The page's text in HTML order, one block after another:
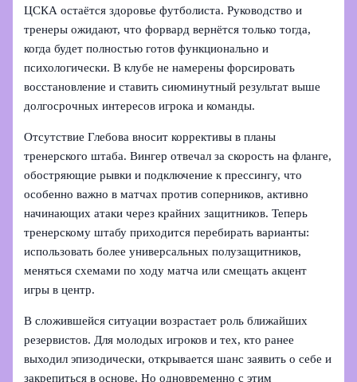
ЦСКА остаётся здоровье футболиста. Руководство и
тренеры ожидают, что форвард вернётся только тогда,
когда будет полностью готов функционально и
психологически. В клубе не намерены форсировать
восстановление и ставить сиюминутный результат выше
долгосрочных интересов игрока и команды.
Отсутствие Глебова вносит коррективы в планы
тренерского штаба. Вингер отвечал за скорость на фланге,
обостряющие рывки и подключение к прессингу, что
особенно важно в матчах против соперников, активно
начинающих атаки через крайних защитников. Теперь
тренерскому штабу приходится перебирать варианты:
использовать более универсальных полузащитников,
меняться схемами по ходу матча или смещать акцент
игры в центр.
В сложившейся ситуации возрастает роль ближайших
резервистов. Для молодых игроков и тех, кто ранее
выходил эпизодически, открывается шанс заявить о себе и
закрепиться в основе. Но одновременно с этим